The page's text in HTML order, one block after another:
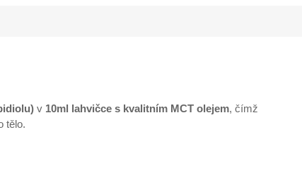
v 10ml lahvičce s kvalitním MCT olejem, čímž
tělo.